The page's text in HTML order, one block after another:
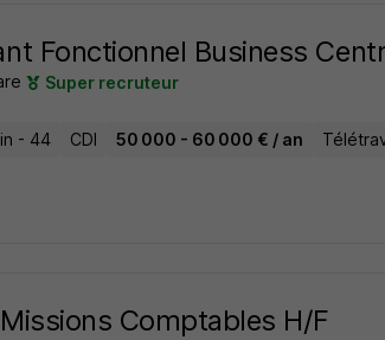
Fonctionnel Business
Super recruteur
- 44 CDI 50 000 - 60 000 € / an
Comptables H/F